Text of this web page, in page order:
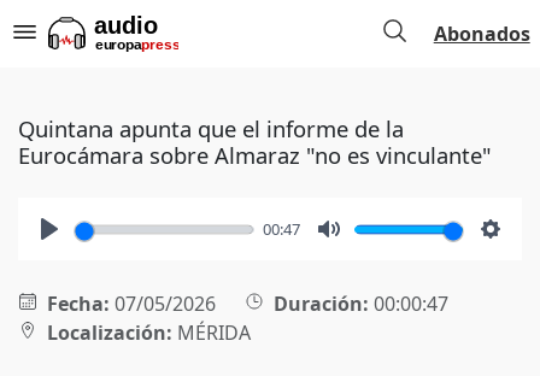
Abonados
Quintana apunta que el informe de la
Eurocámara sobre Almaraz "no es vinculante"
00:47
Fecha: 07/05/2026 Duración: 00:00:47
Localización: MÉRIDA